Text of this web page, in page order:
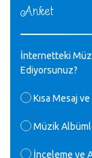
♪
30 yıl
M.Semih
♪
Değerli
görülmüştüm
Anket
İnternetteki
Ediyorsunuz?
Kısa Mesaj
Müzik
İnceleme ve